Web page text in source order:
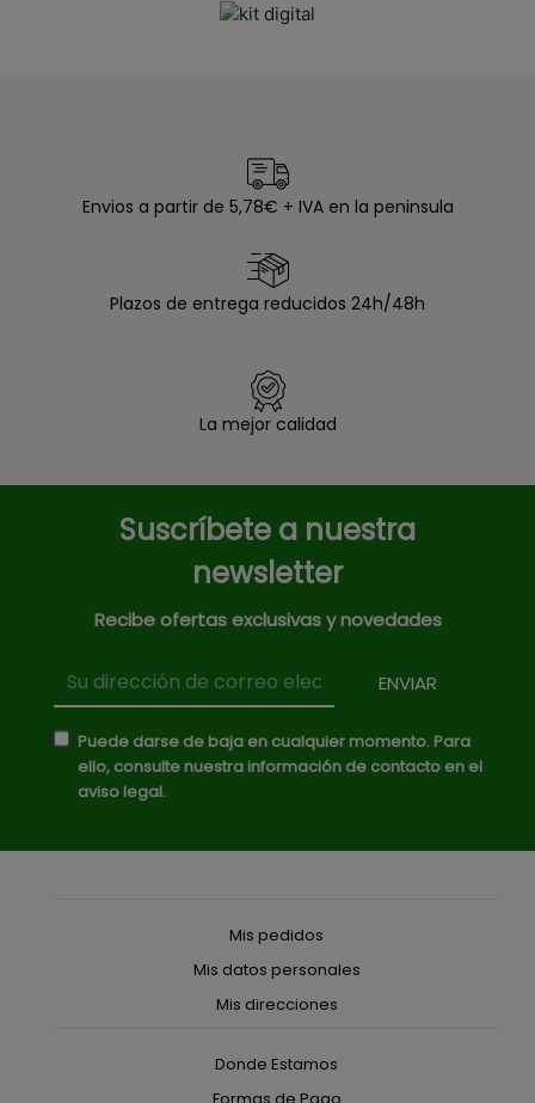
Envios a partir de 5,78€ + IVA en la peninsula
Plazos de entrega reducidos 24h/48h
La mejor calidad
Suscríbete a nuestra
newsletter
Recibe ofertas exclusivas y novedades
Puede darse de baja en cualquier momento. Para
ello, consulte nuestra información de contacto en el
aviso legal.
Mis pedidos
Mis datos personales
Mis direcciones
Donde Estamos